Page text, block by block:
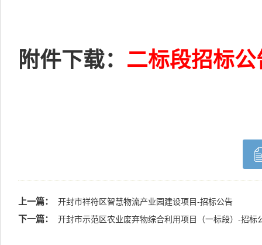
附件下载： 二标段招标公
上一篇： 开封市祥符区智慧物流产业园建设项目-招标公告
下一篇： 开封市示范区农业废弃物综合利用项目（一标段）-招标